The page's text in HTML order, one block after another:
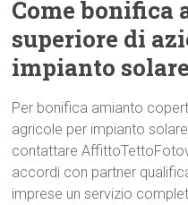
Come bonifica
superiore di
impianto solare
Per bonifica amianto
agricole per impianto
contattare
accordi con partner
imprese un servizio